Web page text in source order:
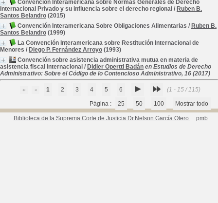
Convención Interamericana sobre Normas Generales de Derecho
Internacional Privado y su influencia sobre el derecho regional / Ruben B.
Santos Belandro (2015)
Convención Interamericana Sobre Obligaciones Alimentarias / Ruben B.
Santos Belandro (1999)
La Convención Interamericana sobre Restitución Internacional de
Menores / Diego P. Fernández Arroyo (1993)
Convención sobre asistencia administrativa mutua en materia de
asistencia fiscal internacional / Didier Opertti Badán en Estudios de Derecho
Administrativo: Sobre el Código de lo Contencioso Administrativo, 16 (2017)
1 2 3 4 5 6 (1 - 15 / 115)
Página : 25 50 100 Mostrar todo
Biblioteca de la Suprema Corte de Justicia Dr.Nelson García Otero pmb